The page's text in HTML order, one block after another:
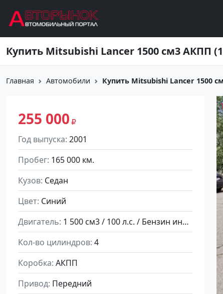
Главная Автомобили Купить Mitsubishi Lancer 1500
255 000
Год выпуска 2001
Пробег 165 000 км.
Кузов Седан
Цвет Синий
Двигатель
1 500 см3 / 100 л.с. / Бензин инжектор
Кол-во цилиндров 4
Коробка АКПП
Привод Передний